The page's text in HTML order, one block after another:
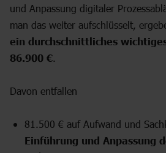
und Anpassung digitaler
man das weiter aufschlüsselt,
ein durchschnittliches
86.900 €.
Davon entfallen
81.500 € auf Aufwand und
Einführung und Anpassung